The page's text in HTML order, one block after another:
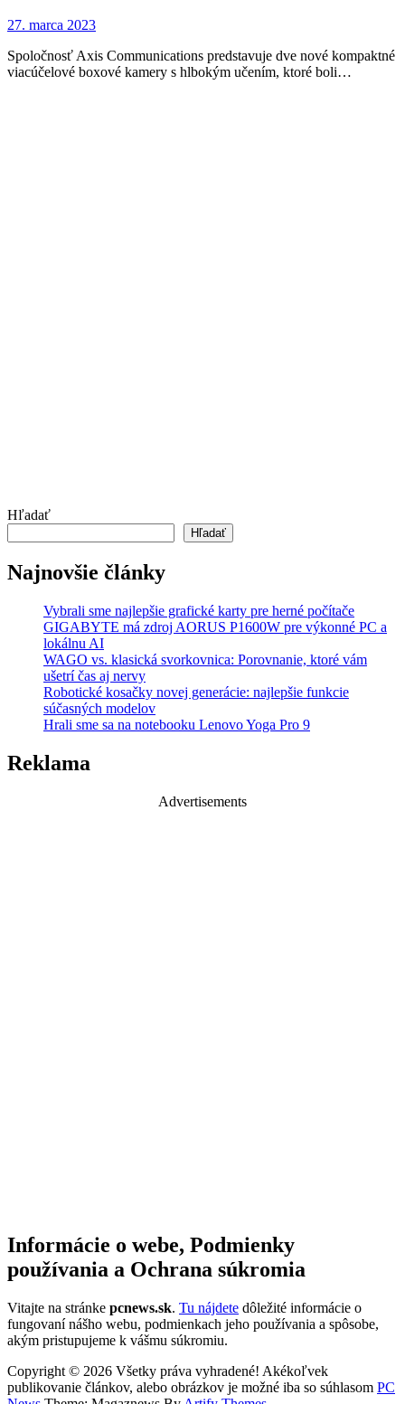
27. marca 2023
Spoločnosť Axis Communications predstavuje dve nové kompaktné
viacúčelové boxové kamery s hlbokým učením, ktoré boli…
Hľadať
Hľadať
Najnovšie články
Vybrali sme najlepšie grafické karty pre herné počítače
GIGABYTE má zdroj AORUS P1600W pre výkonné PC a
lokálnu AI
WAGO vs. klasická svorkovnica: Porovnanie, ktoré vám
ušetrí čas aj nervy
Robotické kosačky novej generácie: najlepšie funkcie
súčasných modelov
Hrali sme sa na notebooku Lenovo Yoga Pro 9
Reklama
Advertisements
Informácie o webe, Podmienky
používania a Ochrana súkromia
Vitajte na stránke pcnews.sk. Tu nájdete dôležité informácie o
fungovaní nášho webu, podmienkach jeho používania a spôsobe,
akým pristupujeme k vášmu súkromiu.
Copyright © 2026 Všetky práva vyhradené! Akékoľvek
publikovanie článkov, alebo obrázkov je možné iba so súhlasom PC